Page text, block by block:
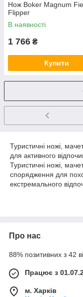
Нож Boker Magnum
Flipper
В наявності
1 766 ₴
Купити
Туристичні ножі,
для активного
Туристичні ножі,
спорядження для
екстремального
якими завданнями в
стійкістю до
різання продуктів,
завдань у поході.
розчищення
рослинності.
корпусі відразу
відкривалки та інші
Про нас
88% позитивних з 42
Працює з
м. Харків